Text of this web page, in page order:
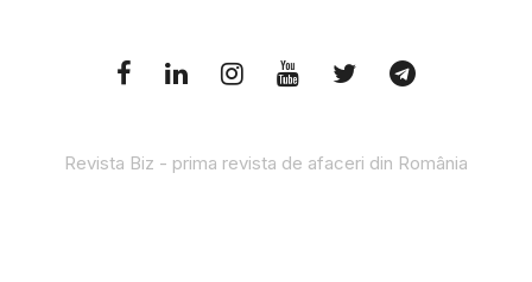
Revista Biz - prima revista de afaceri din România